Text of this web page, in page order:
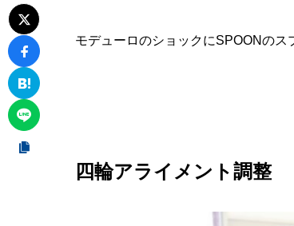
モデューロのショックにSPOONのス
四輪アライメント調整